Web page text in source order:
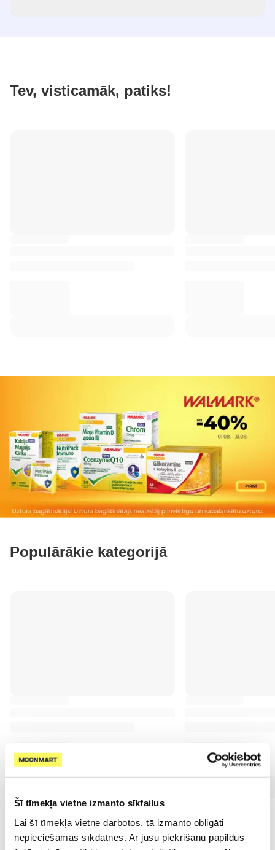
Šī tīmekļa vietne izmanto sīkfailus
Lai šī tīmekļa vietne darbotos, tā izmanto obligāti
nepieciešamās sīkdatnes. Ar jūsu piekrišanu papildus
Tev, visticamāk, patiks!
Populārākie kategorijā